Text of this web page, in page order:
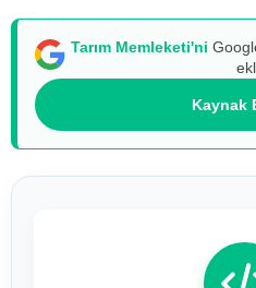
Tarım Memleketi'ni
Kaynak